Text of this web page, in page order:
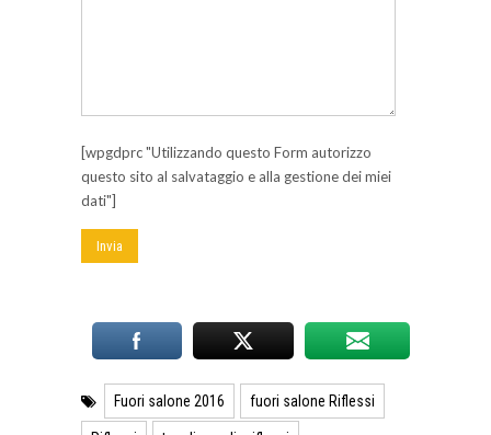
[wpgdprc "Utilizzando questo Form autorizzo
questo sito al salvataggio e alla gestione dei miei
dati"]
Fuori salone 2016 fuori salone Riflessi